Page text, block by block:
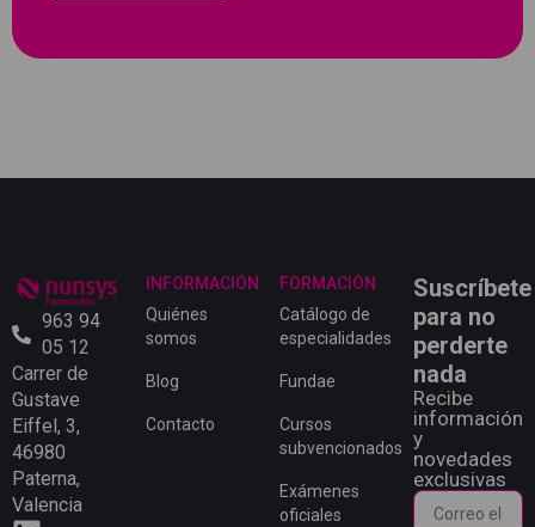
963 94
05 12
Carrer de
Gustave
Eiffel, 3,
46980
Paterna,
Valencia
INFORMACIÓN
Quiénes
somos
Blog
Contacto
FORMACIÓN
Catálogo de
especialidades
Fundae
Cursos
subvencionados
Exámenes
oficiales
Suscríbete
para no
perderte
nada
Recibe
información
y
novedades
exclusivas